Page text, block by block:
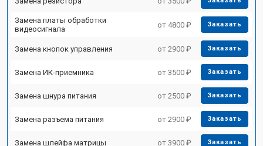
Замена платы обработки
видеосигнала
от 4800 ₽ Заказать
Замена кнопок управления от 2900 ₽ Заказать
Замена ИК-приемника от 3500 ₽ Заказать
Замена шнура питания от 2500 ₽ Заказать
Замена разъема питания от 2900 ₽ Заказать
Замена шлейфа матрицы от 3900 ₽ Заказать